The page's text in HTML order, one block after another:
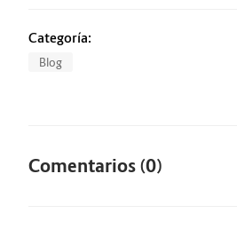
Categoría:
Blog
Comentarios (0)